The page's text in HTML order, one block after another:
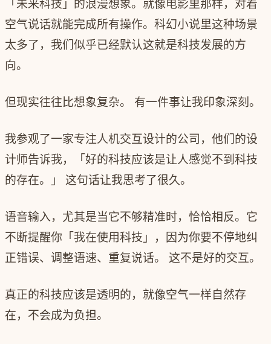
「未来科技」的浪漫想象。就像电影里那样，对着
空气说话就能完成所有操作。科幻小说里这种场景
太多了，我们似乎已经默认这就是科技发展的方
向。
但现实往往比想象复杂。 有一件事让我印象深刻。
我参观了一家专注人机交互设计的公司，他们的设
计师告诉我，「好的科技应该是让人感觉不到科技
的存在。」 这句话让我思考了很久。
语音输入，尤其是当它不够精准时，恰恰相反。它
不断提醒你「我在使用科技」，因为你要不停地纠
正错误、调整语速、重复说话。 这不是好的交互。
真正的科技应该是透明的，就像空气一样自然存
在，不会成为负担。